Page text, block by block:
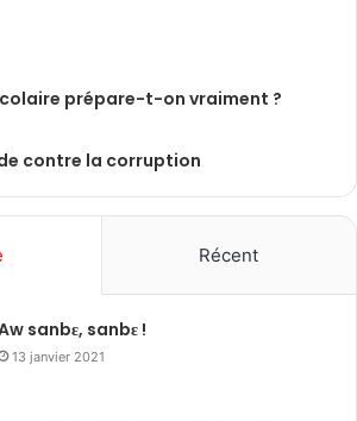
prépare-t-on vraiment ?
contre la corruption
Récent
sanbɛ, sanbɛ !
13 janvier 2021